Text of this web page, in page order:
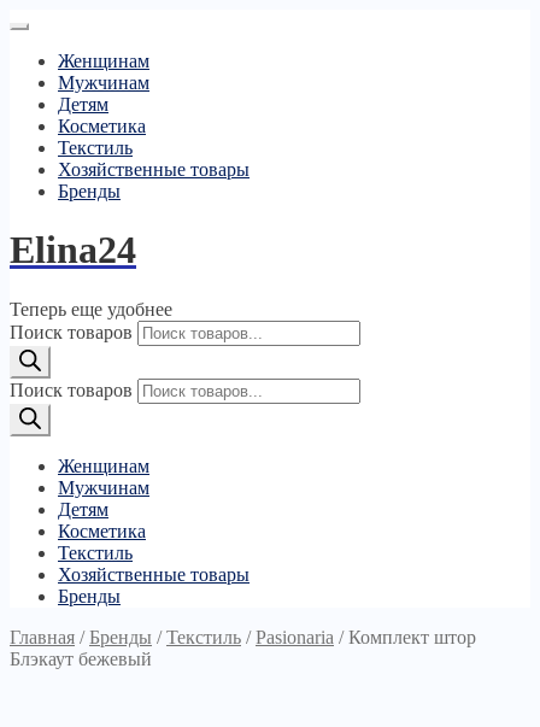
Женщинам
Мужчинам
Детям
Косметика
Текстиль
Хозяйственные товары
Бренды
Elina24
Теперь еще удобнее
Поиск товаров
Поиск товаров
Женщинам
Мужчинам
Детям
Косметика
Текстиль
Хозяйственные товары
Бренды
Главная /Бренды /Текстиль /Pasionaria /Комплект штор
Блэкаут бежевый